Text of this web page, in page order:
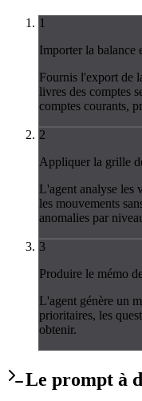
1
Importer la balance
Fournis l'export de
livres des comptes
comptes courants,
2
Appliquer la grille
L'agent analyse les
les mouvements
anomalies par
3
Produire le mémo
L'agent génère un
prioritaires, les
obtenir.
Le prompt à